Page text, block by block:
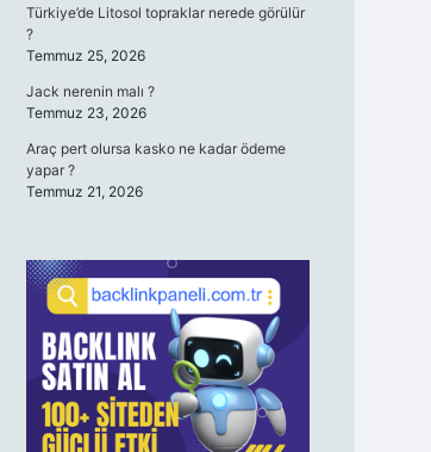
Türkiye’de Litosol topraklar nerede görülür
?
Temmuz 25, 2026
Jack nerenin malı ?
Temmuz 23, 2026
Araç pert olursa kasko ne kadar ödeme
yapar ?
Temmuz 21, 2026